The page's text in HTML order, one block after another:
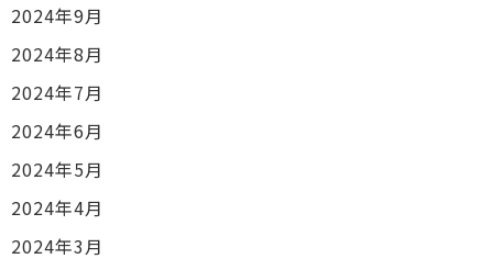
2024年9月
2024年8月
2024年7月
2024年6月
2024年5月
2024年4月
2024年3月